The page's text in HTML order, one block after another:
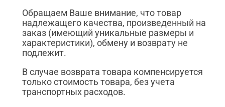
Обращаем Ваше внимание, что товар
надлежащего качества, произведенный на
заказ (имеющий уникальные размеры и
характеристики), обмену и возврату не
подлежит.
В случае возврата товара компенсируется
только стоимость товара, без учета
транспортных расходов.